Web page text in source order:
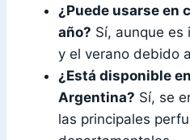
¿Puede usarse en
año? Sí, aunque es
y el verano debido
¿Está disponible
Argentina? Sí, se
las principales